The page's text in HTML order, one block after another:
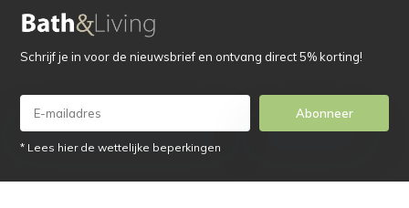
Schrijf je in voor de nieuwsbrief en ontvang direct 5% korting!
Abonneer
* Lees hier de wettelijke beperkingen